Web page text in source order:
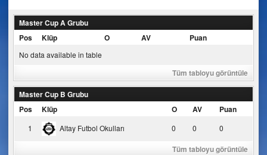
Master Cup A Grubu
Pos
Klüp O AV Puan
No data available in table
Tüm tabloyu görüntüle
Master Cup B Grubu
Pos
Klüp O AV Puan
1 Altay Futbol Okulları 0 0 0
Tüm tabloyu görüntüle